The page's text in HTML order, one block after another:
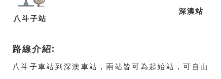
八斗子站
深澳站
路線介紹:
八斗子車站到深澳車站，兩站皆可為起始站，可自由